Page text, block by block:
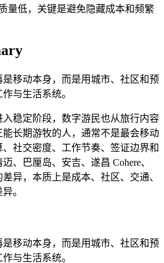
量低，关键是避免隐藏成本和频繁
移动本身，而是用城市、社区和预
与生活系统。
稳定阶段，数字游民也从旅行内容
长期游牧的人，通常不是最会移动
社交密度、工作节奏、签证边界和
、巴厘岛、安吉、遂昌 Cohere、
异，本质上是成本、社区、交通、
。
移动本身，而是用城市、社区和预
与生活系统。